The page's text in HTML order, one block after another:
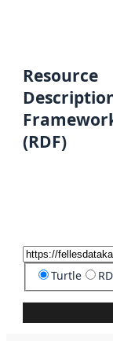
Resource
(RDF)
Turtle